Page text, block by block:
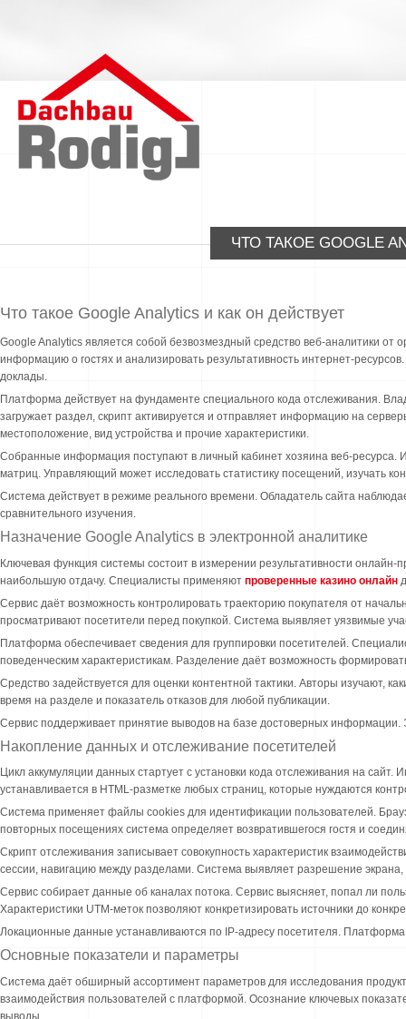
ЧТО ТАКОЕ GOOGLE
Что такое Google Analytics и как он действует
Google Analytics является собой безвозмездный средство веб-аналитики
информацию о гостях и анализировать результативность интернет-
доклады.
Платформа действует на фундаменте специального кода отслеживания.
загружает раздел, скрипт активируется и отправляет информацию на
местоположение, вид устройства и прочие характеристики.
Собранные информация поступают в личный кабинет хозяина веб-
матриц. Управляющий может исследовать статистику посещений, изучать
Система действует в режиме реального времени. Обладатель сайта
сравнительного изучения.
Назначение Google Analytics в электронной аналитике
Ключевая функция системы состоит в измерении результативности
наибольшую отдачу. Специалисты применяют проверенные казино онлайн
Сервис даёт возможность контролировать траекторию покупателя от
просматривают посетители перед покупкой. Система выявляет уязвимые
Платформа обеспечивает сведения для группировки посетителей.
поведенческим характеристикам. Разделение даёт возможность
Средство задействуется для оценки контентной тактики. Авторы
время на разделе и показатель отказов для любой публикации.
Сервис поддерживает принятие выводов на базе достоверных
Накопление данных и отслеживание посетителей
Цикл аккумуляции данных стартует с установки кода отслеживания на
устанавливается в HTML-разметке любых страниц, которые нуждаются
Система применяет файлы cookies для идентификации пользователей.
повторных посещениях система определяет возвратившегося гостя и
Скрипт отслеживания записывает совокупность характеристик
сессии, навигацию между разделами. Система выявляет разрешение
Сервис собирает данные об каналах потока. Сервис выясняет, попал ли
Характеристики UTM-меток позволяют конкретизировать источники до
Локационные данные устанавливаются по IP-адресу посетителя.
Основные показатели и параметры
Система даёт обширный ассортимент параметров для исследования
взаимодействия пользователей с платформой. Осознание ключевых